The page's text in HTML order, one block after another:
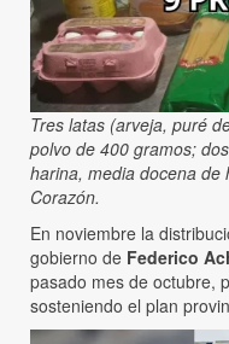
Tres latas (arveja, puré
polvo de 400 gramos;
harina, media docena de
Corazón.
En noviembre la
gobierno de Federico
pasado mes de octubre,
sosteniendo el plan